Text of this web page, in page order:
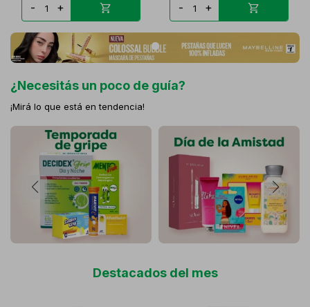
- + - +
¿Necesitás un poco de guía?
¡Mirá lo que está en tendencia!
Destacados del mes